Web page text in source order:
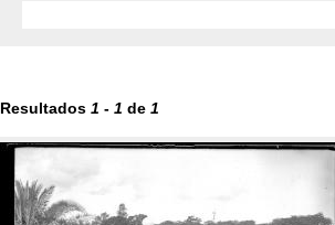
Resultados 1 - 1 de 1